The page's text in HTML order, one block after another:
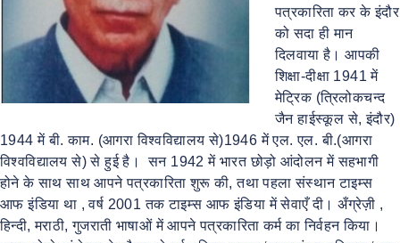
पत्रकारिता कर के इंदौर
को सदा ही मान
दिलवाया है। आपकी
शिक्षा-दीक्षा 1941 में
मेट्रिक (त्रिलोकचन्द
जैन हाईस्कूल से, इंदौर)
1944 में बी. काम. (आगरा विश्वविद्यालय से)1946 में एल. एल. बी.(आगरा
विश्वविद्यालय से) से हुई है। सन 1942 में भारत छोड़ो आंदोलन में सहभागी
होने के साथ साथ आपने पत्रकारिता शुरू की, तथा पहला संस्थान टाइम्स
आफ इंडिया था , वर्ष 2001 तक टाइम्स आफ इंडिया में सेवाएँ दी। अँग्रेज़ी ,
हिन्दी, मराठी, गुजराती भाषाओं में आपने पत्रकारिता कर्म का निर्वहन किया।